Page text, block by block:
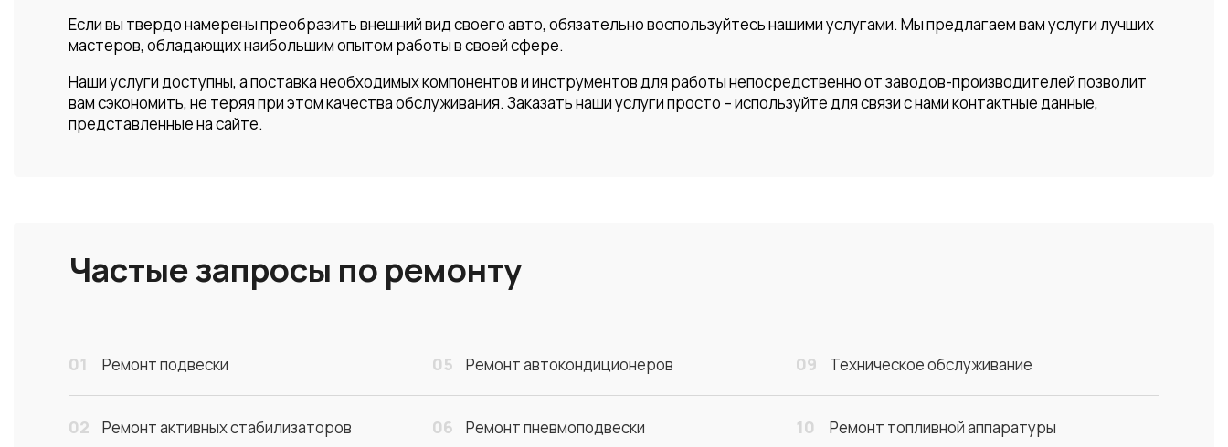
Если вы твердо намерены преобразить внешний вид своего авто, обязательно воспользуйтесь нашими услугами. Мы предлагаем вам услуги лучших
мастеров, обладающих наибольшим опытом работы в своей сфере.
Наши услуги доступны, а поставка необходимых компонентов и инструментов для работы непосредственно от заводов-производителей позволит
вам сэкономить, не теряя при этом качества обслуживания. Заказать наши услуги просто – используйте для связи с нами контактные данные,
представленные на сайте.
Частые запросы по ремонту
01 Ремонт подвески
02 Ремонт активных стабилизаторов
05 Ремонт автокондиционеров
06 Ремонт пневмоподвески
09 Техническое обслуживание
10 Ремонт топливной аппаратуры